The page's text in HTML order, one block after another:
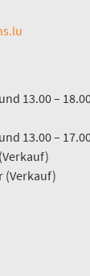
13.00 –
13.00 –
(Verkauf)